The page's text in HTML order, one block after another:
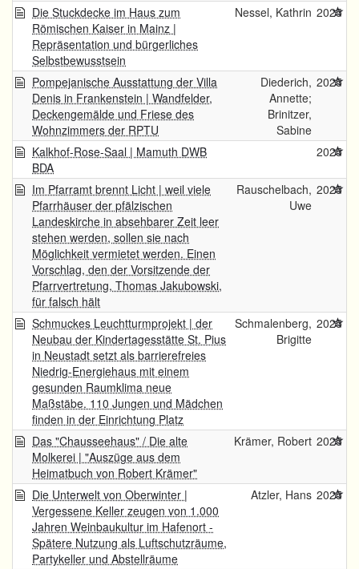
Die Stuckdecke im Haus zum
Römischen Kaiser in Mainz |
Repräsentation und bürgerliches
Selbstbewusstsein
Nessel, Kathrin 2025
Pompejanische Ausstattung der Villa
Denis in Frankenstein | Wandfelder,
Deckengemälde und Friese des
Wohnzimmers der RPTU
Diederich,
Annette;
Brinitzer,
Sabine
2025
Kalkhof-Rose-Saal | Mamuth DWB
BDA
2025
Im Pfarramt brennt Licht | weil viele
Pfarrhäuser der pfälzischen
Landeskirche in absehbarer Zeit leer
stehen werden, sollen sie nach
Möglichkeit vermietet werden. Einen
Vorschlag, den der Vorsitzende der
Pfarrvertretung, Thomas Jakubowski,
für falsch hält
Rauschelbach,
Uwe
2025
Schmuckes Leuchtturmprojekt | der
Neubau der Kindertagesstätte St. Pius
in Neustadt setzt als barrierefreies
Niedrig-Energiehaus mit einem
gesunden Raumklima neue
Maßstäbe. 110 Jungen und Mädchen
finden in der Einrichtung Platz
Schmalenberg,
Brigitte
2025
Das "Chausseehaus" / Die alte
Molkerei | "Auszüge aus dem
Heimatbuch von Robert Krämer"
Krämer, Robert 2025
Die Unterwelt von Oberwinter |
Vergessene Keller zeugen von 1.000
Jahren Weinbaukultur im Hafenort -
Spätere Nutzung als Luftschutzräume,
Partykeller und Abstellräume
Atzler, Hans 2025